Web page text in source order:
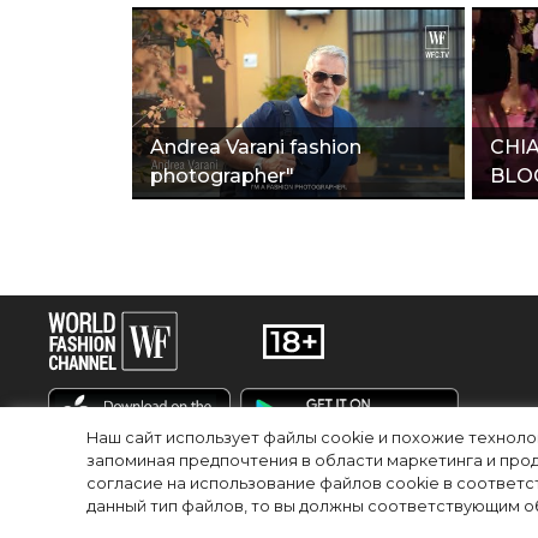
Наш сайт использует файлы cookie и похожие
запоминая предпочтения в области маркетинга и
согласие на использование файлов cookie в
данный тип файлов, то вы должны соответствующим
Andrea Varani fashion
photographer"
EN